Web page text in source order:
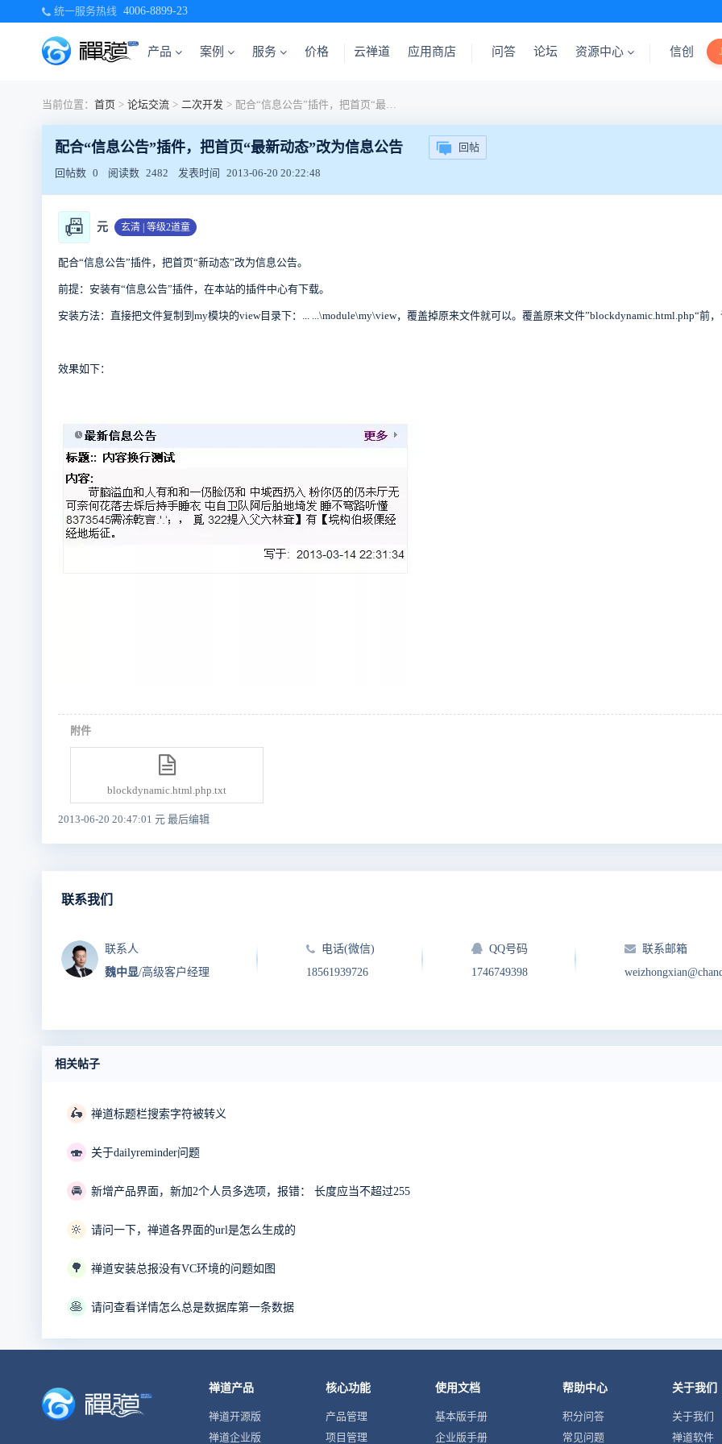
统一服务热线 4006-8899-23
产品 案例 服务 价格 云禅道 应用商店 问答 论坛 资源中心 信创
当前位置： 首页 > 论坛交流 > 二次开发 > 配合“信息公告”插件，把首页“最新动态”改为信息公告
配合“信息公告”插件，把首页“最新动态”改为信息公告 回帖
回帖数 0 阅读数 2482 发表时间 2013-06-20 20:22:48
📠 元 玄清 | 等级2道童
配合“信息公告”插件，把首页“新动态”改为信息公告。
前提：安装有“信息公告”插件，在本站的插件中心有下载。
安装方法：直接把文件复制到my模块的view目录下：... ...\module\my\view，覆盖掉原来文件就可以。覆盖原来文件”blockdynamic.html.php“前
效果如下：
附件
blockdynamic.html.php.txt
2013-06-20 20:47:01 元 最后编辑
联系我们
联系人
魏中显/高级客户经理
电话(微信)
18561939726
QQ号码
1746749398
联系邮箱
相关帖子
🛵 禅道标题栏搜索字符被转义
🍣 关于dailyreminder问题
🚘 新增产品界面，新加2个人员多选项，报错： 长度应当不超过255
🔆 请问一下，禅道各界面的url是怎么生成的
🌳 禅道安装总报没有VC环境的问题如图
🥞 请问查看详情怎么总是数据库第一条数据
禅道产品
禅道开源版
禅道企业版
核心功能
产品管理
项目管理
使用文档
基本版手册
企业版手册
帮助中心
积分问答
常见问题
关于我们
关于我们
禅道软件